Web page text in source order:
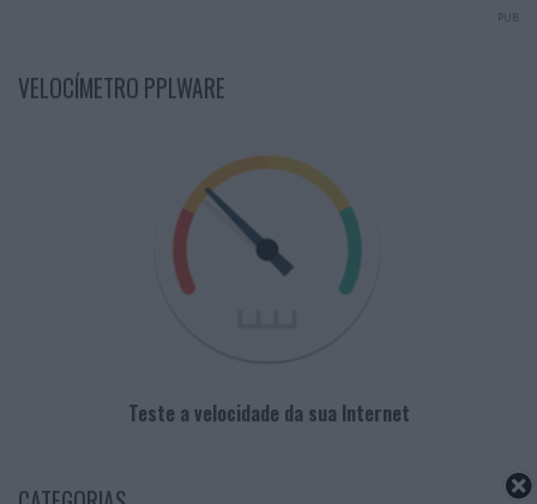
PUB
VELOCÍMETRO PPLWARE
Teste a velocidade da sua Internet